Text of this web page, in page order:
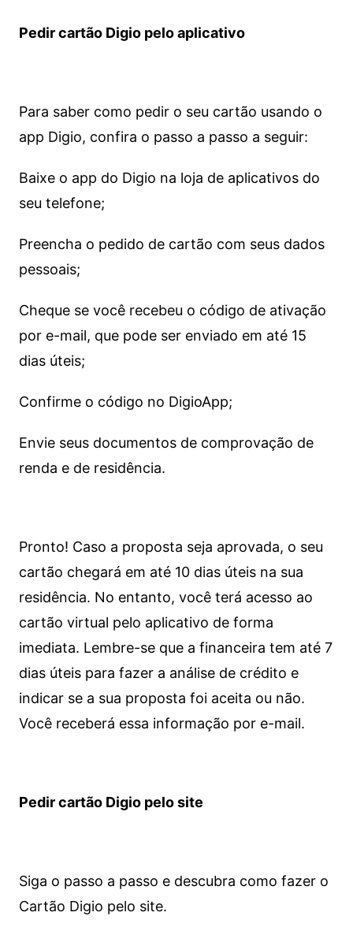
Pedir cartão Digio pelo aplicativo
Para saber como pedir o seu cartão usando o
app Digio, confira o passo a passo a seguir:
Baixe o app do Digio na loja de aplicativos do
seu telefone;
Preencha o pedido de cartão com seus dados
pessoais;
Cheque se você recebeu o código de ativação
por e-mail, que pode ser enviado em até 15
dias úteis;
Confirme o código no DigioApp;
Envie seus documentos de comprovação de
renda e de residência.
Pronto! Caso a proposta seja aprovada, o seu
cartão chegará em até 10 dias úteis na sua
residência. No entanto, você terá acesso ao
cartão virtual pelo aplicativo de forma
imediata. Lembre-se que a financeira tem até 7
dias úteis para fazer a análise de crédito e
indicar se a sua proposta foi aceita ou não.
Você receberá essa informação por e-mail.
Pedir cartão Digio pelo site
Siga o passo a passo e descubra como fazer o
Cartão Digio pelo site.